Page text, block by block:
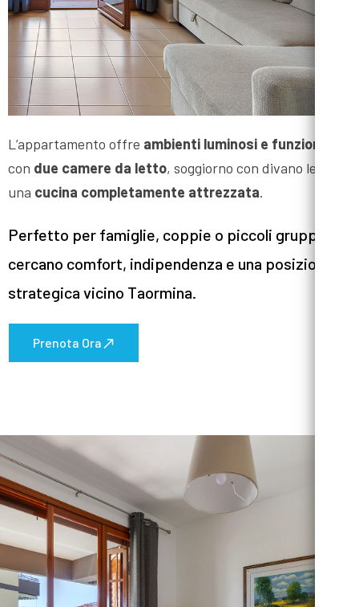
L’appartamento offre ambienti luminosi e funzionali
con due camere da letto, soggiorno con divano letto e
una cucina completamente attrezzata.
Perfetto per famiglie, coppie o piccoli gruppi che
cercano comfort, indipendenza e una posizione
strategica vicino Taormina.
Prenota Ora